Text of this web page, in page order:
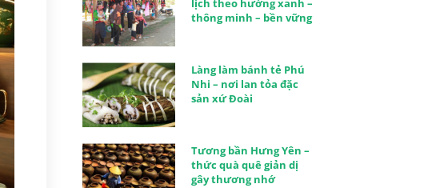
lịch theo hướng xanh –
thông minh – bền vững
Làng làm bánh tẻ Phú
Nhi – nơi lan tỏa đặc
sản xứ Đoài
Tương bần Hưng Yên –
thức quà quê giản dị
gây thương nhớ